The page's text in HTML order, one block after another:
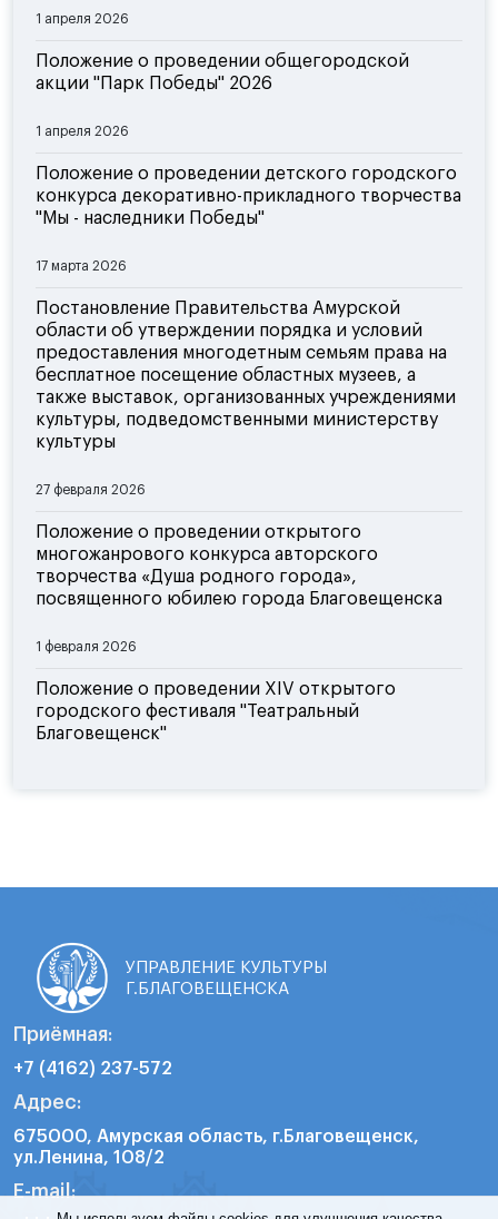
1 апреля 2026
Положение о проведении общегородской
акции "Парк Победы" 2026
1 апреля 2026
Положение о проведении детского городского
конкурса декоративно-прикладного творчества
"Мы - наследники Победы"
17 марта 2026
Постановление Правительства Амурской
области об утверждении порядка и условий
предоставления многодетным семьям права на
бесплатное посещение областных музеев, а
также выставок, организованных учреждениями
культуры, подведомственными министерству
культуры
27 февраля 2026
Положение о проведении открытого
многожанрового конкурса авторского
творчества «Душа родного города»,
посвященного юбилею города Благовещенска
1 февраля 2026
Положение о проведении XIV открытого
городского фестиваля "Театральный
Благовещенск"
УПРАВЛЕНИЕ КУЛЬТУРЫ
Г.БЛАГОВЕЩЕНСКА
Приёмная:
+7 (4162) 237-572
Адрес:
675000, Амурская область, г.Благовещенск,
ул.Ленина, 108/2
E-mail: